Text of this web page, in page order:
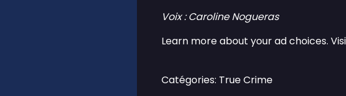
Voix : Caroline Nogueras
Learn more about your ad choices.
Catégories: True Crime